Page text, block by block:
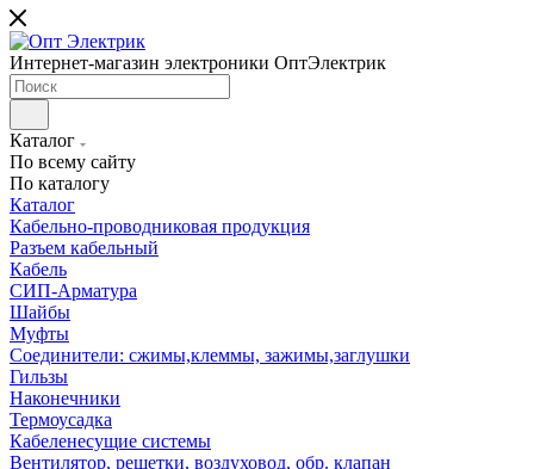
Интернет-магазин электроники ОптЭлектрик
Каталог
По всему сайту
По каталогу
Каталог
Кабельно-проводниковая продукция
Разъем кабельный
Кабель
СИП-Арматура
Шайбы
Муфты
Соединители: сжимы,клеммы, зажимы,заглушки
Гильзы
Наконечники
Термоусадка
Кабеленесущие системы
Вентилятор, решетки, воздуховод, обр. клапан